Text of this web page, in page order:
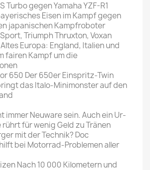
Turbo gegen Yamaha YZF-R1
Eisen im Kampf gegen
japanischen Kampfroboter
Triumph Thruxton, Voxan
Europa: England, Italien und
fairen Kampf um die
650 Der 650er Einspritz-Twin
das Italo-Minimonster auf den
immer Neuware sein. Auch ein Ur-
rührt für wenig Geld zu Tränen
mit der Technik? Doc
bei Motorrad-Problemen aller
Nach 10 000 Kilometern und